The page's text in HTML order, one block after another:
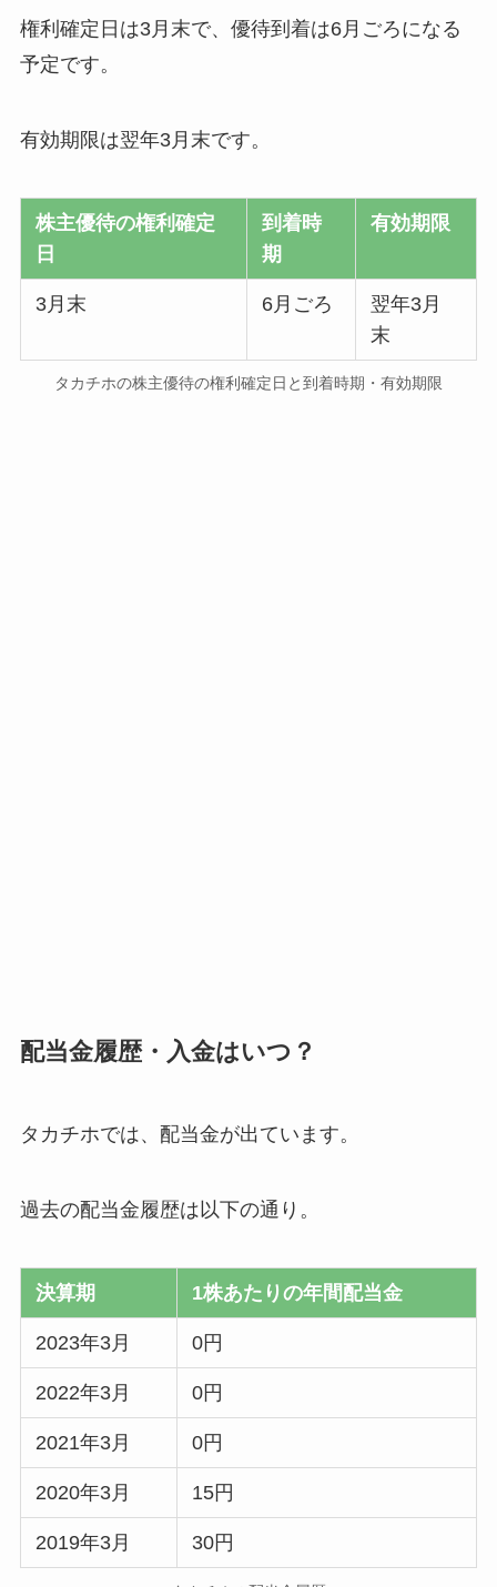
権利確定日は3月末で、優待到着は6月ごろになる
予定です。
有効期限は翌年3月末です。
株主優待の権利確定
日
到着時
期
有効期限
3月末 6月ごろ
翌年3月
末
タカチホの株主優待の権利確定日と到着時期・有効期限
配当金履歴・入金はいつ？
タカチホでは、配当金が出ています。
過去の配当金履歴は以下の通り。
決算期 1株あたりの年間配当金
2023年3月 0円
2022年3月 0円
2021年3月 0円
2020年3月 15円
2019年3月 30円